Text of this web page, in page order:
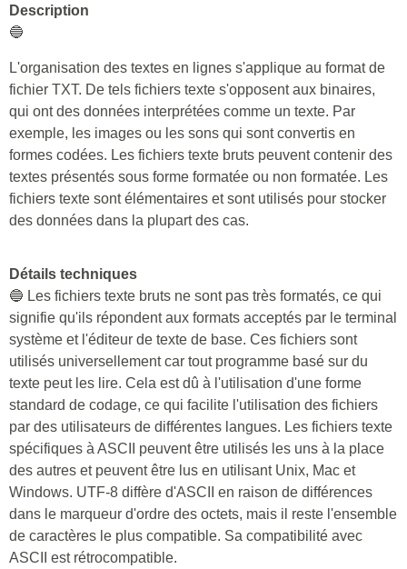
Description
🔵
L'organisation des textes en lignes s'applique au format de
fichier TXT. De tels fichiers texte s'opposent aux binaires,
qui ont des données interprétées comme un texte. Par
exemple, les images ou les sons qui sont convertis en
formes codées. Les fichiers texte bruts peuvent contenir des
textes présentés sous forme formatée ou non formatée. Les
fichiers texte sont élémentaires et sont utilisés pour stocker
des données dans la plupart des cas.
Détails techniques
🔵 Les fichiers texte bruts ne sont pas très formatés, ce qui
signifie qu'ils répondent aux formats acceptés par le terminal
système et l'éditeur de texte de base. Ces fichiers sont
utilisés universellement car tout programme basé sur du
texte peut les lire. Cela est dû à l'utilisation d'une forme
standard de codage, ce qui facilite l'utilisation des fichiers
par des utilisateurs de différentes langues. Les fichiers texte
spécifiques à ASCII peuvent être utilisés les uns à la place
des autres et peuvent être lus en utilisant Unix, Mac et
Windows. UTF-8 diffère d'ASCII en raison de différences
dans le marqueur d'ordre des octets, mais il reste l'ensemble
de caractères le plus compatible. Sa compatibilité avec
ASCII est rétrocompatible.